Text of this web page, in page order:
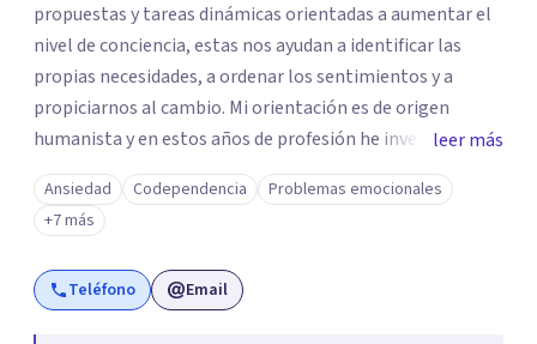
propuestas y tareas dinámicas orientadas a aumentar el
nivel de conciencia, estas nos ayudan a identificar las
propias necesidades, a ordenar los sentimientos y a
propiciarnos al cambio. Mi orientación es de origen
humanista y en estos años de profesión he investigado y
conocido diferentes técnicas y herramientas de trabajo.
Métodos terapéuticos que perciben al ser humano como
su totalidad: psique, cuerpo y emoción, para mejorar el
estado interno de las personas y conseguir estar en la
vida de una forma más plena.
leer más
Ansiedad Codependencia
Problemas emocionales
+7 más
Teléfono Email